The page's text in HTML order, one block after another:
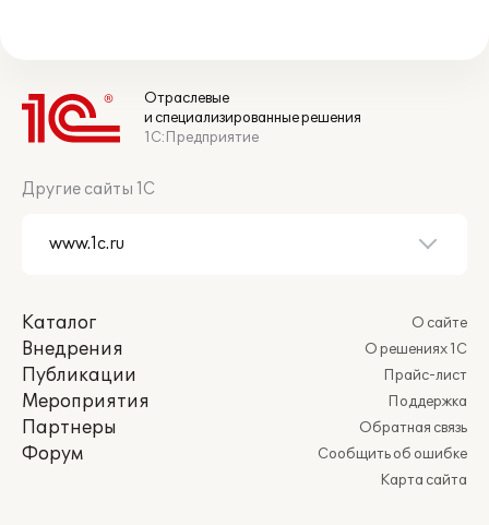
Отраслевые
и специализированные решения
1С:Предприятие
Другие сайты 1С
Каталог
Внедрения
Публикации
Мероприятия
Партнеры
Форум
О сайте
О решениях 1С
Прайс-лист
Поддержка
Обратная связь
Сообщить об ошибке
Карта сайта